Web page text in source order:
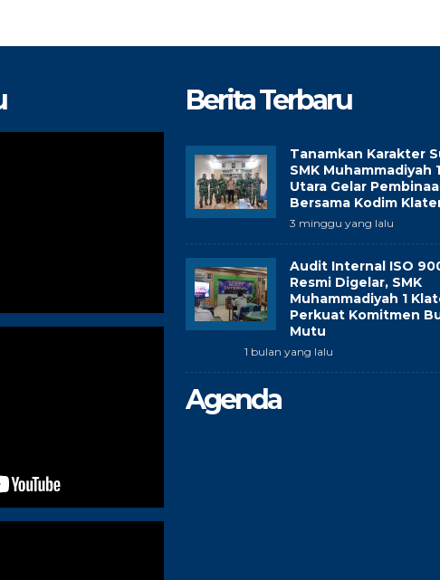
Berita Terbaru
Tanamkan Karakter
SMK Muhammadiyah
Utara Gelar
Bersama Kodim
3 minggu yang lalu
Audit Internal ISO
Resmi Digelar, SMK
Muhammadiyah 1
Perkuat Komitmen
Mutu
1 bulan yang lalu
Agenda